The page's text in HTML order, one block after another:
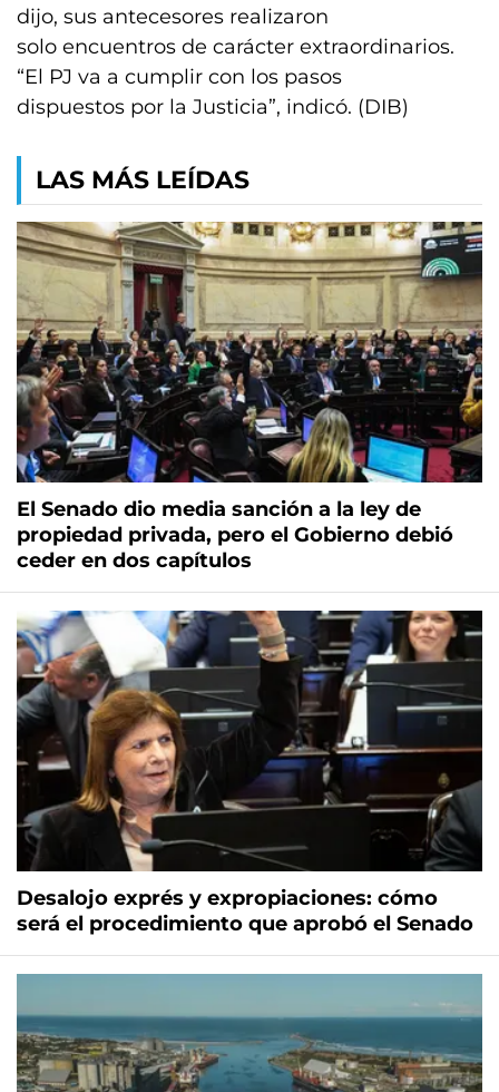
dijo, sus antecesores realizaron
solo encuentros de carácter extraordinarios.
“El PJ va a cumplir con los pasos
dispuestos por la Justicia”, indicó. (DIB)
LAS MÁS LEÍDAS
El Senado dio media sanción a la ley de
propiedad privada, pero el Gobierno debió
ceder en dos capítulos
Desalojo exprés y expropiaciones: cómo
será el procedimiento que aprobó el Senado